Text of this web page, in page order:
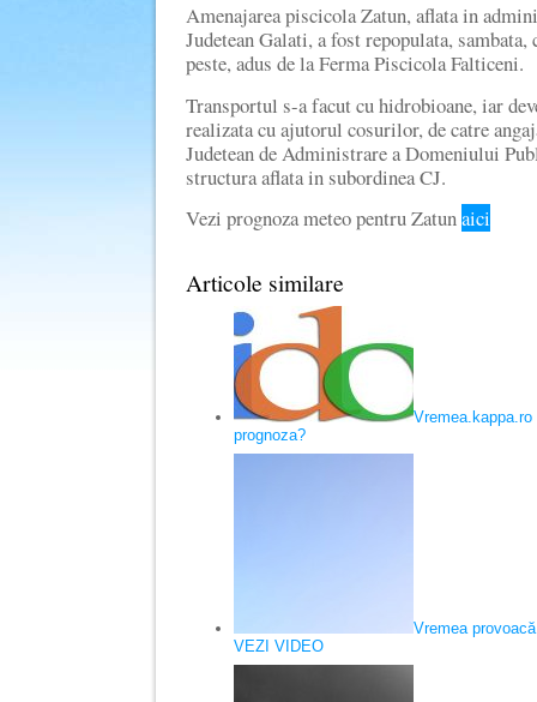
Amenajarea piscicola Zatun, aflata in
Judetean Galati, a fost repopulata,
peste, adus de la Ferma Piscicola Falticeni.
Transportul s-a facut cu hidrobioane, iar
realizata cu ajutorul cosurilor, de catre
Judetean de Administrare a Domeniului
structura aflata in subordinea CJ.
Vezi prognoza meteo pentru Zatunaici
Articole similare
prognoza?
Vremea
VEZI VIDEO